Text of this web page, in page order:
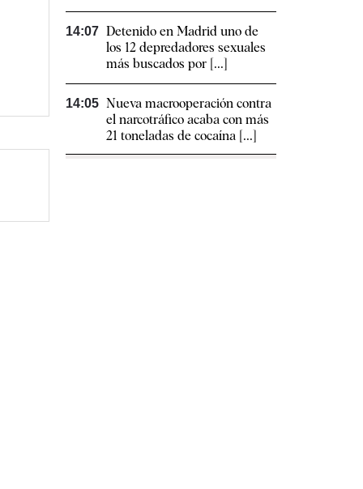
14:07 Detenido en Madrid uno de
los 12 depredadores sexuales
más buscados por [...]
14:05 Nueva macrooperación contra
el narcotráfico acaba con más
21 toneladas de cocaína [...]